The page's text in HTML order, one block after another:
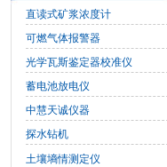
直读式矿浆浓度计
可燃气体报警器
光学瓦斯鉴定器校准仪
蓄电池放电仪
中慧天诚仪器
探水钻机
土壤墒情测定仪